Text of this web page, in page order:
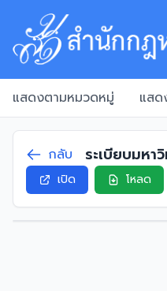
แสดงตามหมวดหมู่ แสด
กลับ
ระเบียบมห
การเก็บค่าธ
ปริญญาตรี ภ
เปิด โหลด